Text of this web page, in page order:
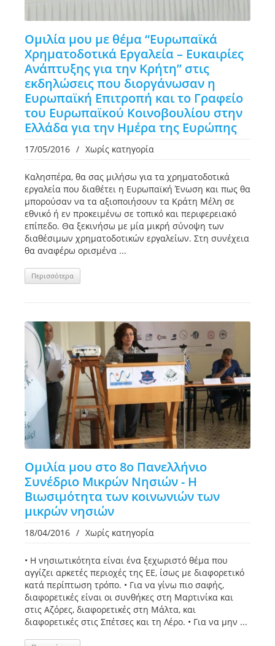
Ομιλία μου με θέμα “Ευρωπαϊκά
Χρηματοδοτικά Εργαλεία – Ευκαιρίες
Ανάπτυξης για την Κρήτη” στις
εκδηλώσεις που διοργάνωσαν η
Ευρωπαϊκή Επιτροπή και το Γραφείο
του Ευρωπαϊκού Κοινοβουλίου στην
Ελλάδα για την Ημέρα της Ευρώπης
17/05/2016 / Χωρίς κατηγορία
Καλησπέρα, θα σας μιλήσω για τα χρηματοδοτικά
εργαλεία που διαθέτει η Ευρωπαϊκή Ένωση και πως θα
μπορούσαν να τα αξιοποιήσουν τα Κράτη Μέλη σε
εθνικό ή εν προκειμένω σε τοπικό και περιφερειακό
επίπεδο. Θα ξεκινήσω με μία μικρή σύνοψη των
διαθέσιμων χρηματοδοτικών εργαλείων. Στη συνέχεια
θα αναφέρω ορισμένα ...
Περισσότερα
Ομιλία μου στο 8o Πανελλήνιο
Συνέδριο Μικρών Νησιών - Η
Βιωσιμότητα των κοινωνιών των
μικρών νησιών
18/04/2016 / Χωρίς κατηγορία
• Η νησιωτικότητα είναι ένα ξεχωριστό θέμα που
αγγίζει αρκετές περιοχές της ΕΕ, ίσως με διαφορετικό
κατά περίπτωση τρόπο. • Για να γίνω πιο σαφής,
διαφορετικές είναι οι συνθήκες στη Μαρτινίκα και
στις Αζόρες, διαφορετικές στη Μάλτα, και
διαφορετικές στις Σπέτσες και τη Λέρο. • Για να μην ...